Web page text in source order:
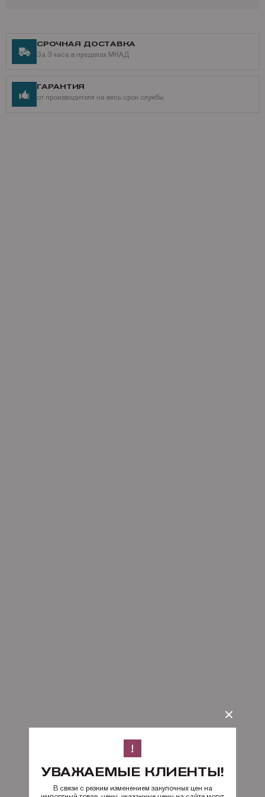
СРОЧНАЯ ДОСТАВКА
За 3 часа в пределах МКАД
ГАРАНТИЯ
от производителя на весь срок службы
УВАЖАЕМЫЕ КЛИЕНТЫ!
В связи с резким изменением закупочных цен на